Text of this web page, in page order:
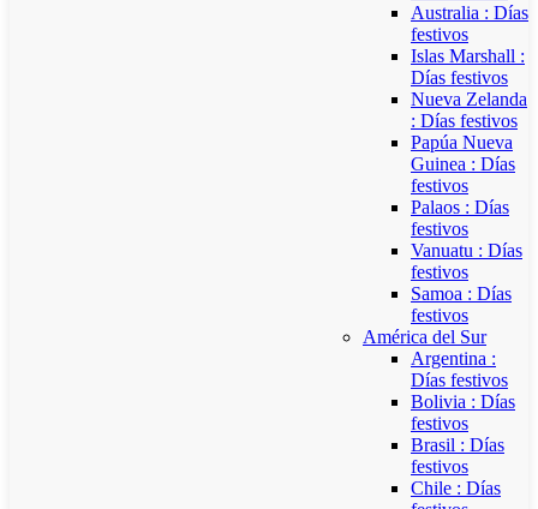
Australia : Días
festivos
Islas Marshall :
Días festivos
Nueva Zelanda
: Días festivos
Papúa Nueva
Guinea : Días
festivos
Palaos : Días
festivos
Vanuatu : Días
festivos
Samoa : Días
festivos
América del Sur
Argentina :
Días festivos
Bolivia : Días
festivos
Brasil : Días
festivos
Chile : Días